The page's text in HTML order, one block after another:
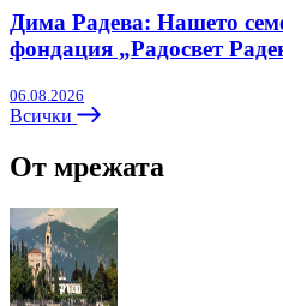
Дима Радева: Нашето
фондация „Радосвет
06.08.2026
Всички
От мрежата